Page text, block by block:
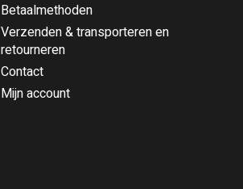
Betaalmethoden
Verzenden & transporteren en
retourneren
Contact
Mijn account